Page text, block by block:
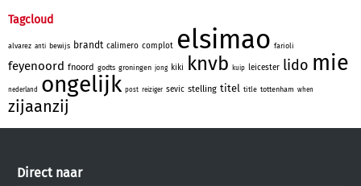
Tagcloud
alvarez anti bewijs brandt calimero complot elsimao farioli
feyenoord fnoord godts groningen jong kiki knvb kuip leicester lido mie
nederland ongelijk post reiziger sevic stelling titel title tottenham when
zijaanzij
Direct naar